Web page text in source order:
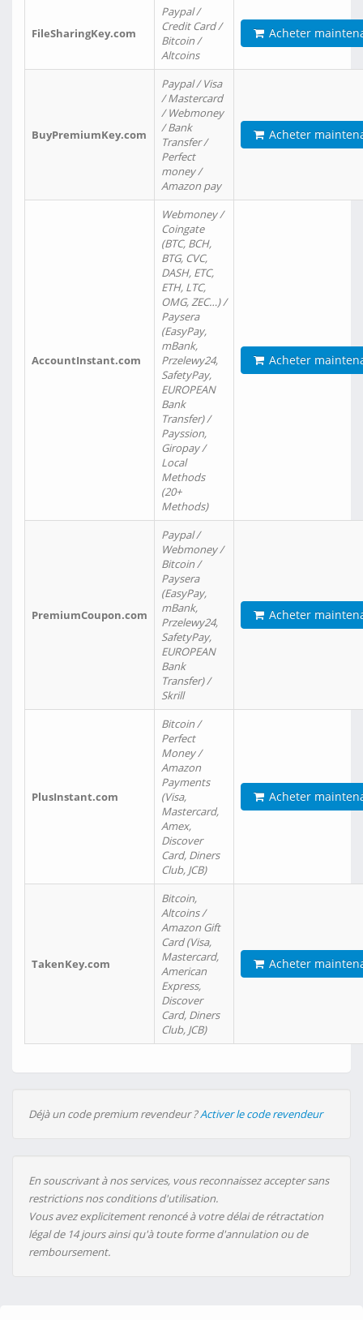
FileSharingKey.com
Paypal /
Credit Card /
Bitcoin /
Altcoins
Acheter
BuyPremiumKey.com
Paypal / Visa
/ Mastercard
/ Webmoney
/ Bank
Transfer /
Perfect
money /
Amazon pay
Acheter
AccountInstant.com
Webmoney /
Coingate
(BTC, BCH,
BTG, CVC,
DASH, ETC,
ETH, LTC,
OMG, ZEC…) /
Paysera
(EasyPay,
mBank,
Przelewy24,
SafetyPay,
EUROPEAN
Bank
Transfer) /
Payssion,
Giropay /
Local
Methods
(20+
Methods)
Acheter
PremiumCoupon.com
Paypal /
Webmoney /
Bitcoin /
Paysera
(EasyPay,
mBank,
Przelewy24,
SafetyPay,
EUROPEAN
Bank
Transfer) /
Skrill
Acheter
PlusInstant.com
Bitcoin /
Perfect
Money /
Amazon
Payments
(Visa,
Mastercard,
Amex,
Discover
Card, Diners
Club, JCB)
Acheter
TakenKey.com
Bitcoin,
Altcoins /
Amazon Gift
Card (Visa,
Mastercard,
American
Express,
Discover
Card, Diners
Club, JCB)
Acheter
Déjà un code premium revendeur ?Activer le code revendeur
En souscrivant à nos services, vous reconnaissez accepter sans
restrictions nos conditions d'utilisation.
Vous avez explicitement renoncé à votre délai de rétractation
légal de 14 jours ainsi qu'à toute forme d'annulation ou de
remboursement.